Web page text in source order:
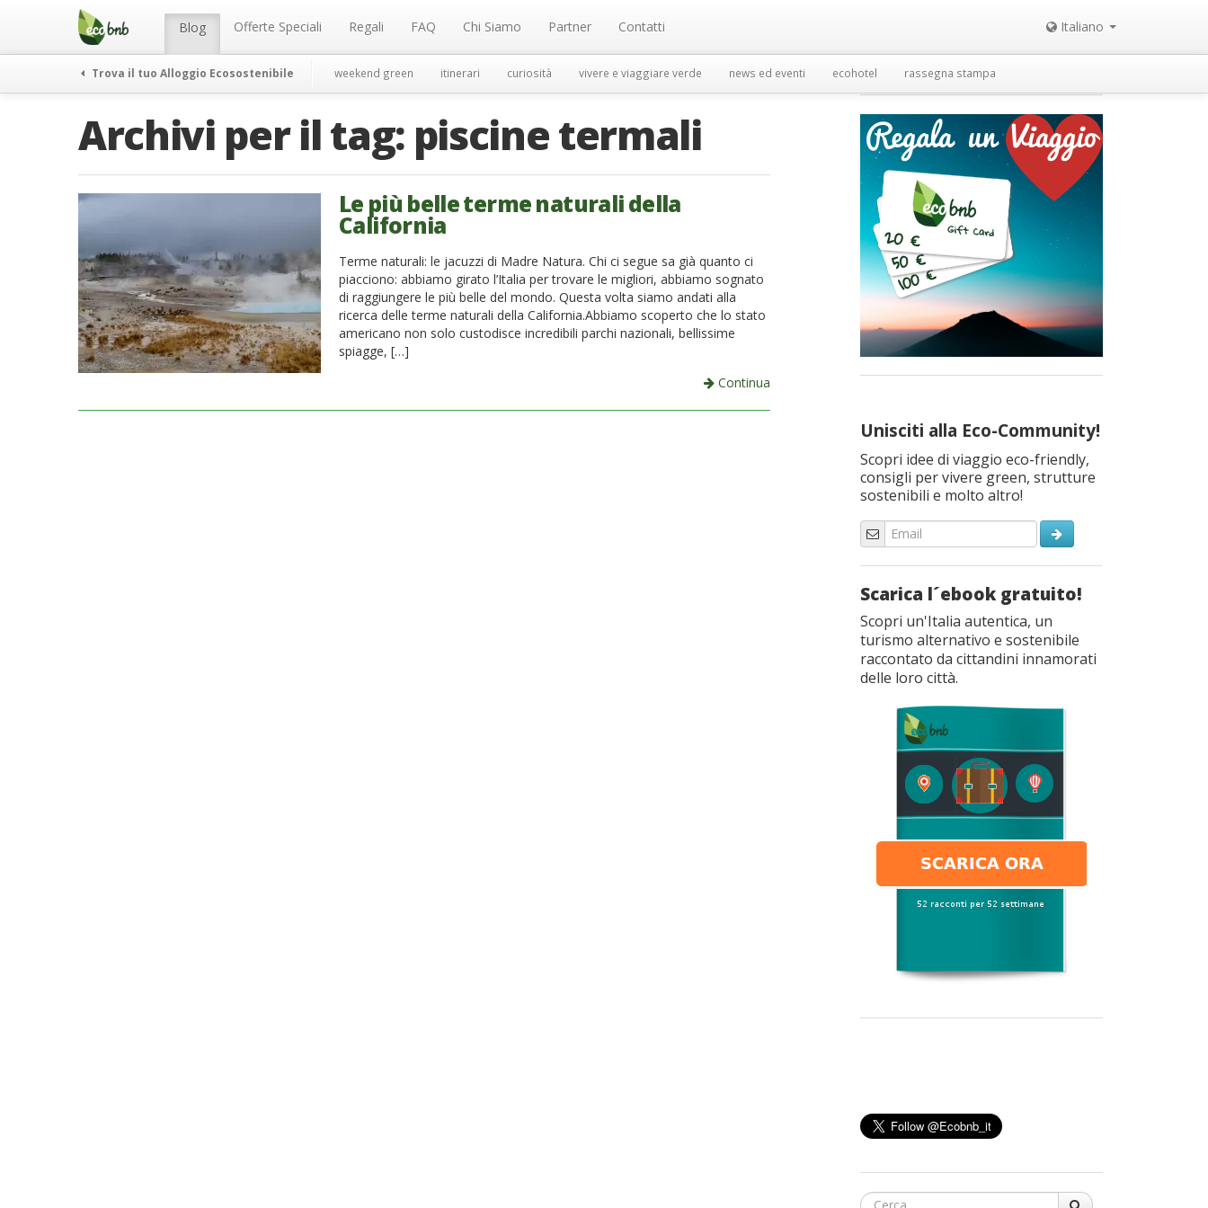
Menu Blog Offerte Speciali Regali FAQ Chi Siamo Partner Contatti Italiano
Trova il tuo Alloggio Ecosostenibile weekend green itinerari curiosità vivere e viaggiare verde news ed eventi ecohotel rassegna stampa
Archivi per il tag: piscine termali
Le più belle terme naturali della
California
Terme naturali: le jacuzzi di Madre Natura. Chi ci segue sa già quanto ci
piacciono: abbiamo girato l’Italia per trovare le migliori, abbiamo sognato
di raggiungere le più belle del mondo. Questa volta siamo andati alla
ricerca delle terme naturali della California.Abbiamo scoperto che lo stato
americano non solo custodisce incredibili parchi nazionali, bellissime
spiagge, […]
Continua
Unisciti alla Eco-Community!
Scopri idee di viaggio eco-friendly,
consigli per vivere green, strutture
sostenibili e molto altro!
Scarica l´ebook gratuito!
Scopri un'Italia autentica, un
turismo alternativo e sostenibile
raccontato da cittandini innamorati
delle loro città.
Cerca